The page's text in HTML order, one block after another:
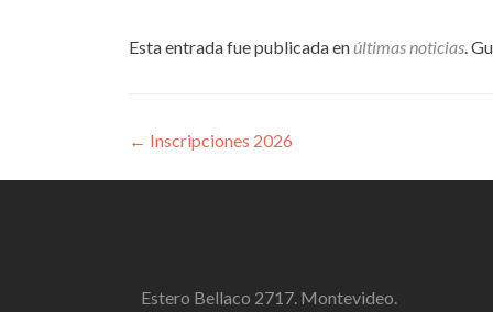
Esta entrada fue publicada enúltimas noticias .
Navegación
de
← Inscripciones 2026
Estero Bellaco 2717. Montevideo.